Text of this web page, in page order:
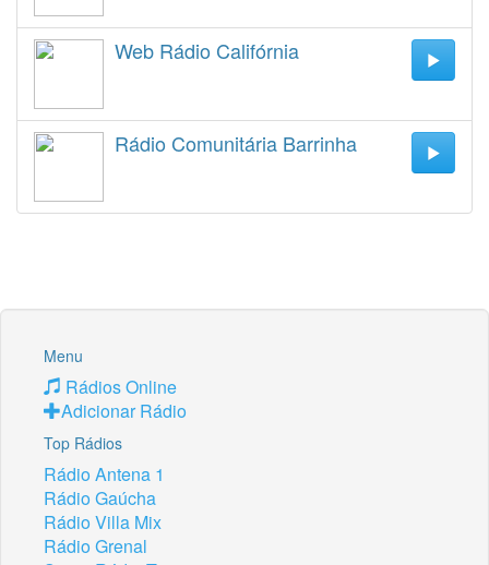
Web Rádio Califórnia
Rádio Comunitária Barrinha
Menu
Rádios Online
Adicionar Rádio
Top Rádios
Rádio Antena 1
Rádio Gaúcha
Rádio Villa Mix
Rádio Grenal